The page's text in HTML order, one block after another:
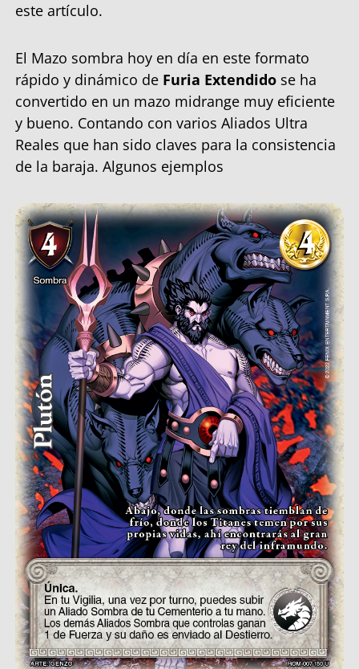
este artículo.
El Mazo sombra hoy en día en este formato
rápido y dinámico de Furia Extendido se ha
convertido en un mazo midrange muy eficiente
y bueno. Contando con varios Aliados Ultra
Reales que han sido claves para la consistencia
de la baraja. Algunos ejemplos